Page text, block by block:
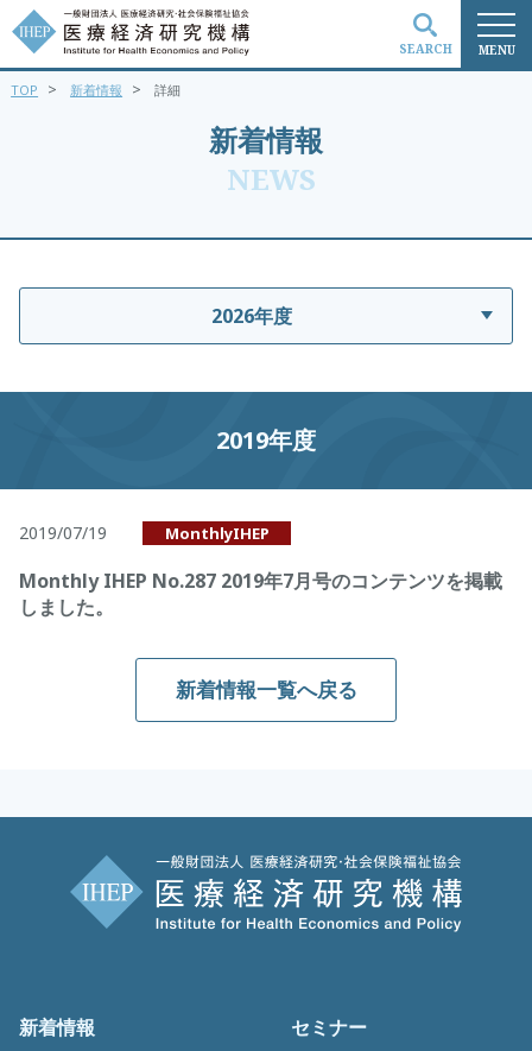
MENU
SEARCH
新着情報
NEWS
TOP > 新着情報 > 詳細
2026年度
2019年度
2019/07/19 MonthlyIHEP
Monthly IHEP No.287 2019年7月号のコンテンツを掲載
しました。
新着情報一覧へ戻る
新着情報
セミナー